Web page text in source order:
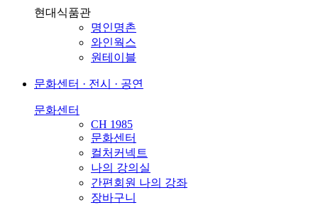
현대식품관
명인명촌
와인웍스
원테이블
문화센터 · 전시 · 공연
문화센터
CH 1985
문화센터
컬처커넥트
나의 강의실
간편회원 나의 강좌
장바구니